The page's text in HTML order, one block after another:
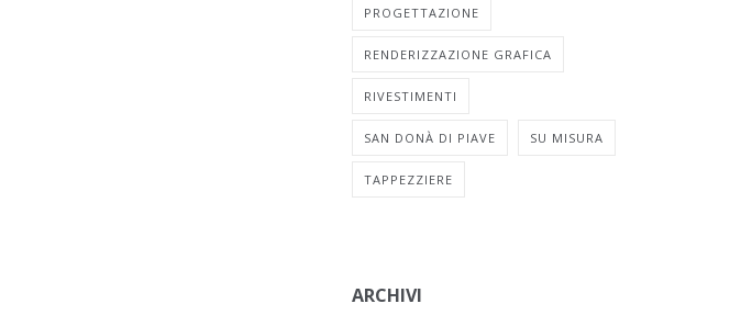
PROGETTAZIONE
RENDERIZZAZIONE GRAFICA
RIVESTIMENTI
SAN DONÀ DI PIAVE SU MISURA
TAPPEZZIERE
ARCHIVI